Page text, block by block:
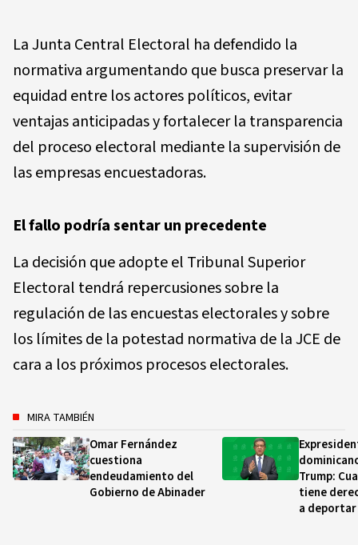
La Junta Central Electoral ha defendido la
normativa argumentando que busca preservar la
equidad entre los actores políticos, evitar
ventajas anticipadas y fortalecer la transparencia
del proceso electoral mediante la supervisión de
las empresas encuestadoras.
El fallo podría sentar un precedente
La decisión que adopte el Tribunal Superior
Electoral tendrá repercusiones sobre la
regulación de las encuestas electorales y sobre
los límites de la potestad normativa de la JCE de
cara a los próximos procesos electorales.
MIRA TAMBIÉN
Omar Fernández
cuestiona
endeudamiento del
Gobierno de Abinader
Trump:
tiene
a deportar